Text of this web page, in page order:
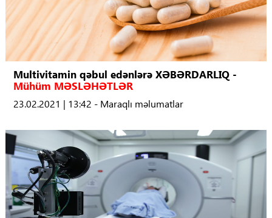
Multivitamin qəbul edənlərə XƏBƏRDARLIQ -
Mühüm MƏSLƏHƏTLƏR
23.02.2021 | 13:42 - Maraqlı məlumatlar